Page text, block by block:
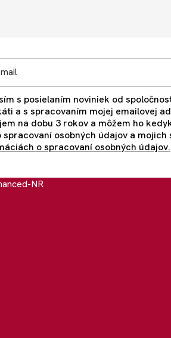
s posielaním noviniek od
a s spracovaním mojej emailovej
na dobu 3 rokov a môžem ho
osobných údajov a
o spracovaní osobných údajov.